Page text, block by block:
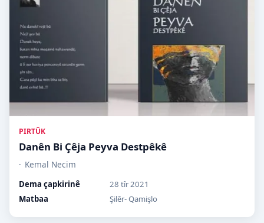
PIRTÛK
Danên Bi Çêja Peyva Destpêkê
Kemal Necim
Dema çapkirinê
28 tîr 2021
Matbaa
Şilêr- Qamişlo